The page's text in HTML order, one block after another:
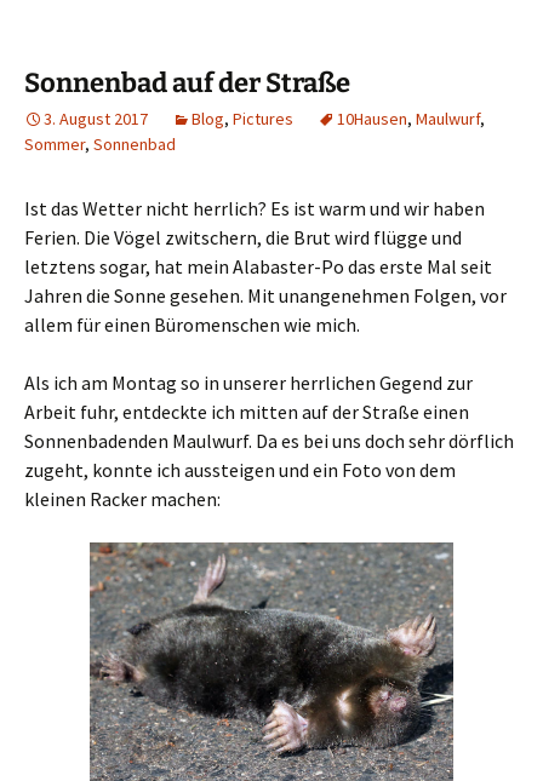
Sonnenbad auf der Straße
3. August 2017 Blog, Pictures 10Hausen, Maulwurf,
Sommer, Sonnenbad
Ist das Wetter nicht herrlich? Es ist warm und wir haben
Ferien. Die Vögel zwitschern, die Brut wird flügge und
letztens sogar, hat mein Alabaster-Po das erste Mal seit
Jahren die Sonne gesehen. Mit unangenehmen Folgen, vor
allem für einen Büromenschen wie mich.
Als ich am Montag so in unserer herrlichen Gegend zur
Arbeit fuhr, entdeckte ich mitten auf der Straße einen
Sonnenbadenden Maulwurf. Da es bei uns doch sehr dörflich
zugeht, konnte ich aussteigen und ein Foto von dem
kleinen Racker machen: